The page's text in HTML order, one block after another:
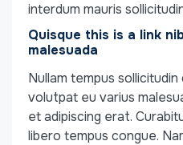
interdum mauris
Quisque this is a link
malesuada
Nullam tempus sollicitudin
volutpat eu varius
et adipiscing erat.
libero tempus congue.